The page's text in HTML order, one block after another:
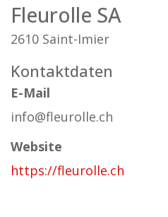
Fleurolle SA
2610 Saint-Imier
Kontaktdaten
E-Mail
info@fleurolle.ch
Website
https://fleurolle.ch